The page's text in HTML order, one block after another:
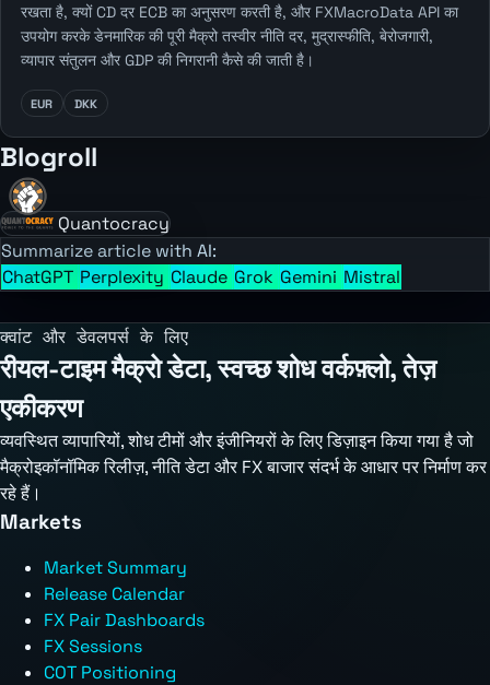
रखता है, क्यों CD दर ECB का अनुसरण करती है, और FXMacroData API का
उपयोग करके डेनमारिक की पूरी मैक्रो तस्वीर नीति दर, मुद्रास्फीति, बेरोजगारी,
व्यापार संतुलन और GDP की निगरानी कैसे की जाती है।
EUR DKK
Blogroll
Quantocracy
Summarize article with AI:
ChatGPT Perplexity Claude Grok Gemini Mistral
क्वांट और डेवलपर्स के लिए
रीयल-टाइम मैक्रो डेटा, स्वच्छ शोध वर्कफ़्लो, तेज़
एकीकरण
व्यवस्थित व्यापारियों, शोध टीमों और इंजीनियरों के लिए डिज़ाइन किया गया है जो
मैक्रोइकॉनॉमिक रिलीज़, नीति डेटा और FX बाजार संदर्भ के आधार पर निर्माण कर
रहे हैं।
Markets
Market Summary
Release Calendar
FX Pair Dashboards
FX Sessions
COT Positioning